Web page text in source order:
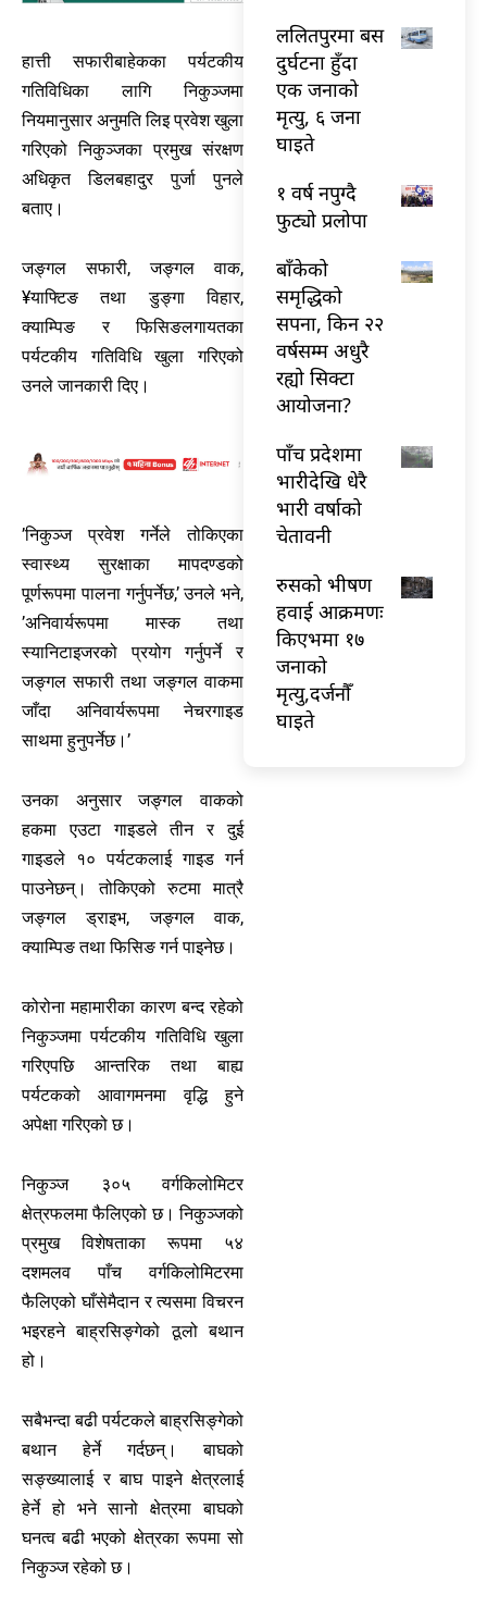
हात्ती सफारीबाहेकका पर्यटकीय
गतिविधिका लागि निकुञ्‍जमा
नियमानुसार अनुमति लिइ प्रवेश खुला
गरिएको निकुञ्‍जका प्रमुख संरक्षण
अधिकृत डिलबहादुर पुर्जा पुनले
बताए।
जङ्‍गल सफारी, जङ्‍गल वाक,
¥याफ्टिङ तथा डुङ्‍गा विहार,
क्याम्पिङ र फिसिङलगायतका
पर्यटकीय गतिविधि खुला गरिएको
उनले जानकारी दिए।
’निकुञ्‍ज प्रवेश गर्नेले तोकिएका
स्वास्थ्य सुरक्षाका मापदण्डको
पूर्णरूपमा पालना गर्नुपर्नेछ,’ उनले भने,
’अनिवार्यरूपमा मास्क तथा
स्यानिटाइजरको प्रयोग गर्नुपर्ने र
जङ्‍गल सफारी तथा जङ्‍गल वाकमा
जाँदा अनिवार्यरूपमा नेचरगाइड
साथमा हुनुपर्नेछ।’
उनका अनुसार जङ्‍गल वाकको
हकमा एउटा गाइडले तीन र दुई
गाइडले १० पर्यटकलाई गाइड गर्न
पाउनेछन्। तोकिएको रुटमा मात्रै
जङ्‍गल ड्राइभ, जङ्‍गल वाक,
क्याम्पिङ तथा फिसिङ गर्न पाइनेछ।
कोरोना महामारीका कारण बन्द रहेको
निकुञ्‍जमा पर्यटकीय गतिविधि खुला
गरिएपछि आन्तरिक तथा बाह्य
पर्यटकको आवागमनमा वृद्धि हुने
अपेक्षा गरिएको छ।
निकुञ्‍ज ३०५ वर्गकिलोमिटर
क्षेत्रफलमा फैलिएको छ। निकुञ्‍जको
प्रमुख विशेषताका रूपमा ५४
दशमलव पाँच वर्गकिलोमिटरमा
फैलिएको घाँसेमैदान र त्यसमा विचरन
भइरहने बाह्रसिङ्‍गेको ठूलो बथान
हो।
सबैभन्दा बढी पर्यटकले बाह्रसिङ्‍गेको
बथान हेर्ने गर्दछन्। बाघको
सङ्ख्यालाई र बाघ पाइने क्षेत्रलाई
हेर्ने हो भने सानो क्षेत्रमा बाघको
घनत्व बढी भएको क्षेत्रका रूपमा सो
निकुञ्‍ज रहेको छ।
ललितपुरमा बस
दुर्घटना हुँदा
एक जनाको
मृत्यु, ६ जना
घाइते
१ वर्ष नपुग्दै
फुट्यो प्रलोपा
बाँकेको
समृद्धिको
सपना, किन २२
वर्षसम्म अधुरै
रह्यो सिक्टा
आयोजना?
पाँच प्रदेशमा
भारीदेखि धेरै
भारी वर्षाको
चेतावनी
रुसको भीषण
हवाई आक्रमणः
किएभमा १७
जनाको
मृत्यु,दर्जनौँ
घाइते